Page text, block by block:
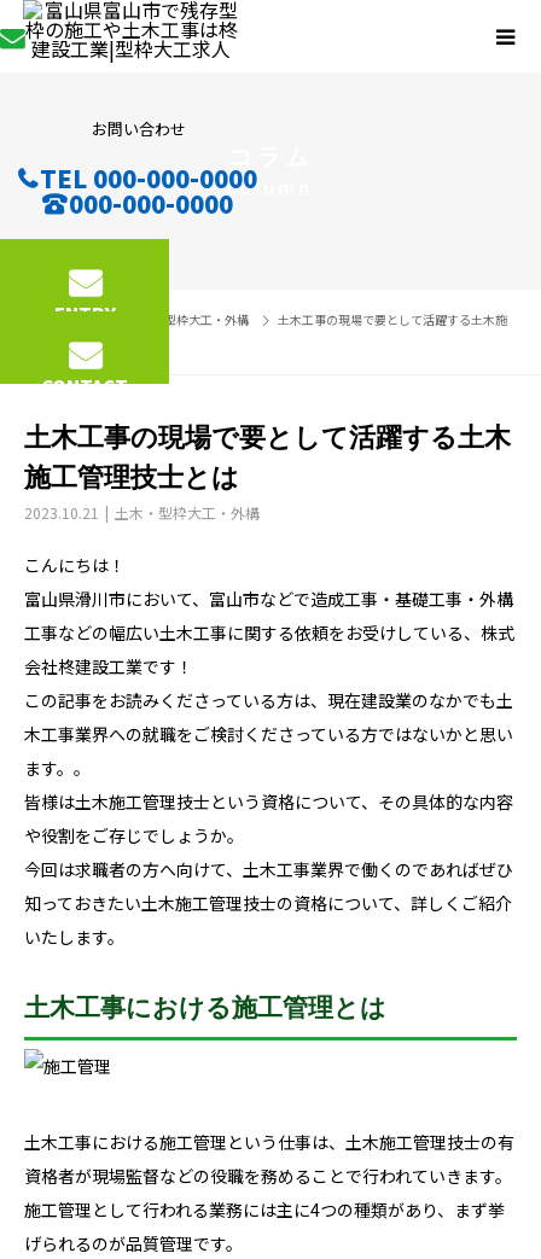
お問い合わせ
TEL 000-000-0000
000-000-0000
ENTRY
CONTACT
column
土木・型枠大工・外構
土木工事の現場で要として活躍する土木施
工管理技士とは
土木工事の現場で要として活躍する土木
施工管理技士とは
2023.10.21 土木・型枠大工・外構
こんにちは！
富山県滑川市において、富山市などで造成工事・基礎工事・外構
工事などの幅広い土木工事に関する依頼をお受けしている、株式
会社柊建設工業です！
この記事をお読みくださっている方は、現在建設業のなかでも土
木工事業界への就職をご検討くださっている方ではないかと思い
ます。。
皆様は土木施工管理技士という資格について、その具体的な内容
や役割をご存じでしょうか。
今回は求職者の方へ向けて、土木工事業界で働くのであればぜひ
知っておきたい土木施工管理技士の資格について、詳しくご紹介
いたします。
土木工事における施工管理とは
土木工事における施工管理という仕事は、土木施工管理技士の有
資格者が現場監督などの役職を務めることで行われていきます。
施工管理として行われる業務には主に4つの種類があり、まず挙
げられるのが品質管理です。